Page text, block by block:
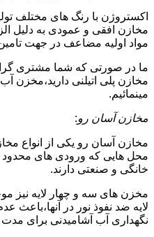
اکستروژن با رنگ های مختلف
مخازن افقی و عمودی به دلیل
مواد اولیه مضاعف در جهت
ما در صورتی که شما مشتری
مخازن پلی اتیلنی دارید،مخزن
مینمائیم.
مخازن آسان رو:
مخازن آسان رو یکی از انواع
محل هایی که ورودی های
خانگی و صنعتی دارند.
مخزن های سه و چهار لایه نیز
لایه ضد نفوذ نور در
نگهداری آب آشامیدنی برای